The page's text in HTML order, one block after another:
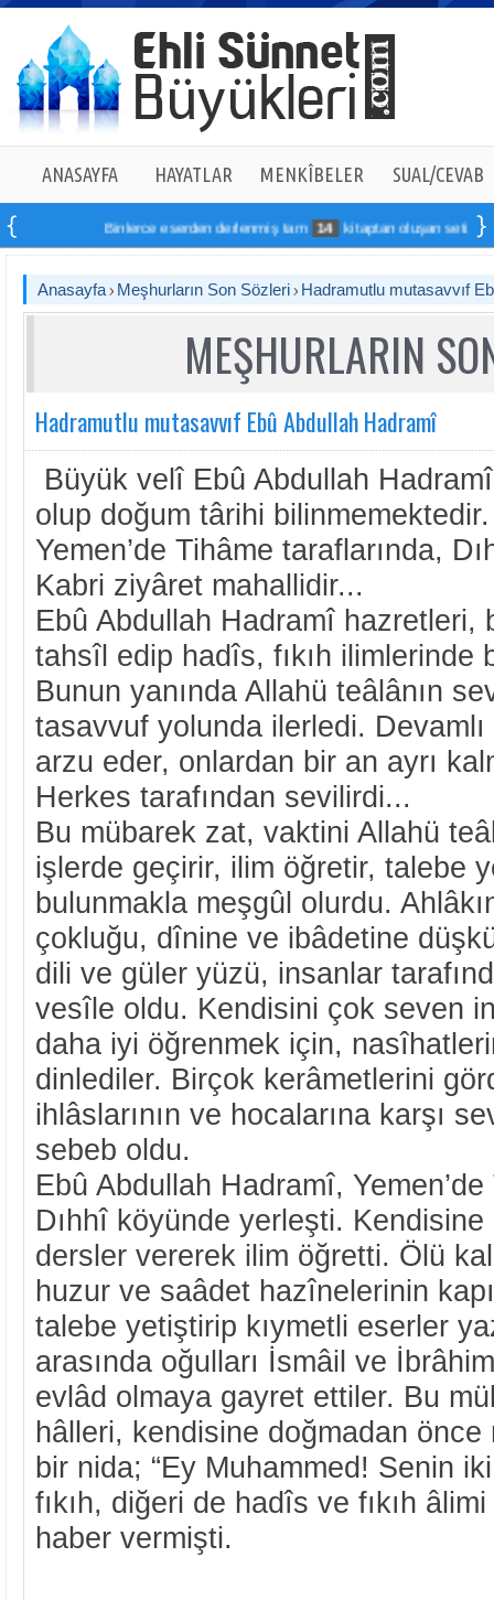
ANASAYFA HAYATLAR MENKÎBELER SUAL/CEVAB
Binlerce eserden derlenmiş tam 14 kitaptan oluşan seti online
Anasayfa Meşhurların Son Sözleri Hadramutlu mutasavvıf
MEŞHURLARIN
Hadramutlu mutasavvıf Ebû Abdullah Hadramî
Büyük velî Ebû Abdullah
olup doğum târihi
Yemen’de Tihâme taraflarında,
Kabri ziyâret mahallidir...
Ebû Abdullah Hadramî hazretleri,
tahsîl edip hadîs, fıkıh ilimlerinde
Bunun yanında Allahü teâlânın
tasavvuf yolunda ilerledi. Devamlı
arzu eder, onlardan bir an ayrı
Herkes tarafından sevilirdi...
Bu mübarek zat, vaktini Allahü
işlerde geçirir, ilim öğretir, talebe
bulunmakla meşgûl olurdu.
çokluğu, dînine ve ibâdetine
dili ve güler yüzü, insanlar
vesîle oldu. Kendisini çok seven
daha iyi öğrenmek için,
dinlediler. Birçok kerâmetlerini
ihlâslarının ve hocalarına karşı
sebeb oldu.
Ebû Abdullah Hadramî,
Dıhhî köyünde yerleşti.
dersler vererek ilim öğretti. Ölü
huzur ve saâdet hazînelerinin
talebe yetiştirip kıymetli eserler
arasında oğulları İsmâil ve
evlâd olmaya gayret ettiler. Bu
hâlleri, kendisine doğmadan
bir nida; “Ey Muhammed! Senin
fıkıh, diğeri de hadîs ve fıkıh
haber vermişti.